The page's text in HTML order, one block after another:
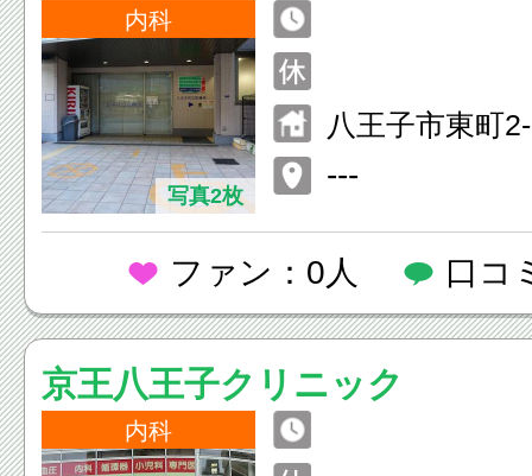
内科
写真2枚
八王子市東町
---
ファン：0人 口コ
京王八王子クリニック
内科